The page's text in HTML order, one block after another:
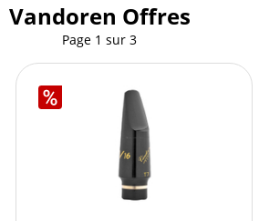
Vandoren Offres
Page 1 sur 3